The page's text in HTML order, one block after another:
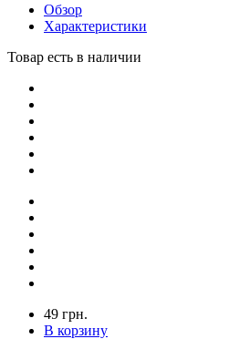
Обзор
Характеристики
Товар есть в наличии
49 грн.
В корзину